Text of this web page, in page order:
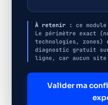
À retenir :
ce
Le périmètre exact
technologies,
diagnostic gratuit
ligne, car aucun site
Valider ma